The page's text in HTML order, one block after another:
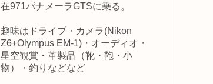
在971パナメーラGTSに乗る。
趣味はドライブ・カメラ(Nikon
Z6+Olympus EM-1)・オーディオ・
星空観賞・革製品（靴・鞄・小
物）・釣りなどなど